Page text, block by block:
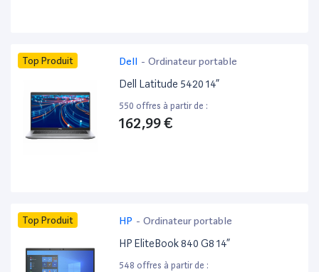
Top Produit Dell - Ordinateur portable
Dell Latitude 5420 14”
550 offres à partir de :
162,99 €
Top Produit HP - Ordinateur portable
HP EliteBook 840 G8 14”
548 offres à partir de :